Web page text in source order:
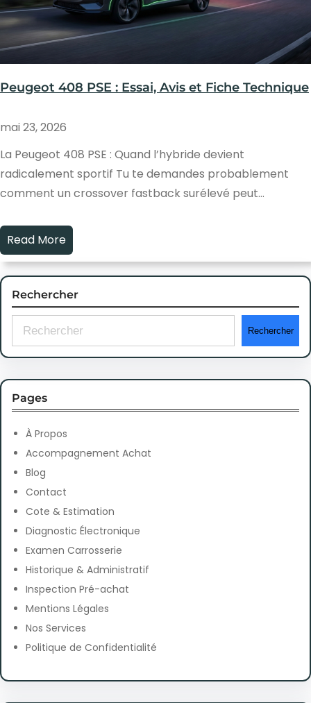
Peugeot 408 PSE : Essai, Avis et Fiche Technique
mai 23, 2026
La Peugeot 408 PSE : Quand l’hybride devient
radicalement sportif Tu te demandes probablement
comment un crossover fastback surélevé peut…
Read More
Rechercher
e
r
c
h
Rechercher
Pages
À Propos
Accompagnement Achat
Blog
Contact
Cote & Estimation
Diagnostic Électronique
Examen Carrosserie
Historique & Administratif
Inspection Pré-achat
Mentions Légales
Nos Services
Politique de Confidentialité